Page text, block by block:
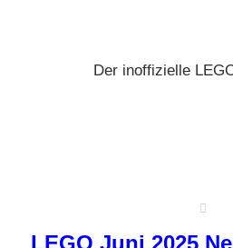
Der inoffizielle
LEGO Juni 2025